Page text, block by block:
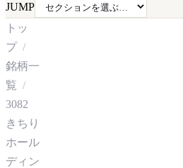
JUMP
トッ
プ
銘柄一
覧
3082
きちり
ホール
ディン